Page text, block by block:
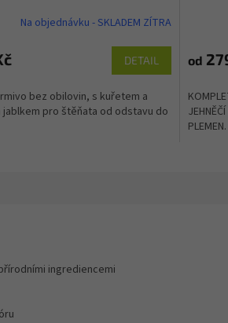
Na objednávku - SKLADEM ZÍTRA
DETAIL
bez obilovin, s kuřetem a
jablkem pro štěňata od odstavu do
od
ingrediencemi